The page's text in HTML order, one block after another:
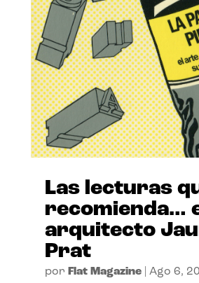
Las lecturas
recomienda…
arquitecto
Prat
por Flat Magazine| Ago 6,